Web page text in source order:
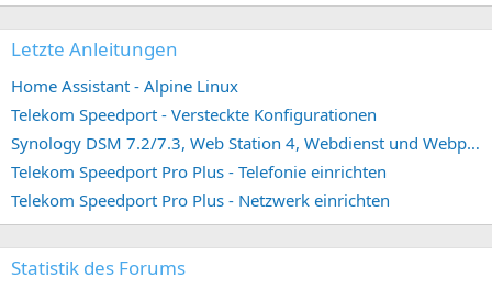
Letzte Anleitungen
Home Assistant - Alpine Linux
Telekom Speedport - Versteckte Konfigurationen
Synology DSM 7.2/7.3, Web Station 4, Webdienst und Webportal erstellen (ehemals vHost)
Telekom Speedport Pro Plus - Telefonie einrichten
Telekom Speedport Pro Plus - Netzwerk einrichten
Statistik des Forums